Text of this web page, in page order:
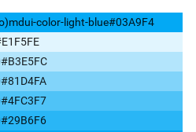
mdui-color-light-blue#03A9F4
#B3E5FC
#81D4FA
#4FC3F7
#29B6F6